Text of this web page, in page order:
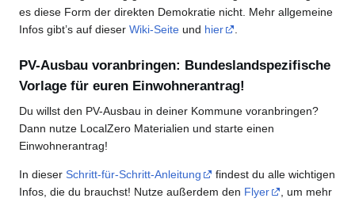
es diese Form der direkten Demokratie nicht. Mehr allgemeine
Infos gibt’s auf dieser Wiki-Seite und hier
PV-Ausbau voranbringen: Bundeslandspezifische
Vorlage für euren Einwohnerantrag!
Du willst den PV-Ausbau in deiner Kommune voranbringen?
Dann nutze LocalZero Materialien und starte einen
Einwohnerantrag!
In dieser Schritt-für-Schritt-Anleitung
findest du alle wichtigen
Infos, die du brauchst! Nutze außerdem den Flyer
, um mehr